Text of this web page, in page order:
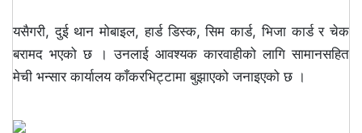
यसैगरी, दुई थान मोबाइल, हार्ड डिस्क, सिम कार्ड, भिजा कार्ड र चेक
बरामद भएको छ । उनलाई आवश्यक कारवाहीको लागि सामानसहित
मेची भन्सार कार्यालय काँकरभिट्टामा बुझाएको जनाइएको छ ।